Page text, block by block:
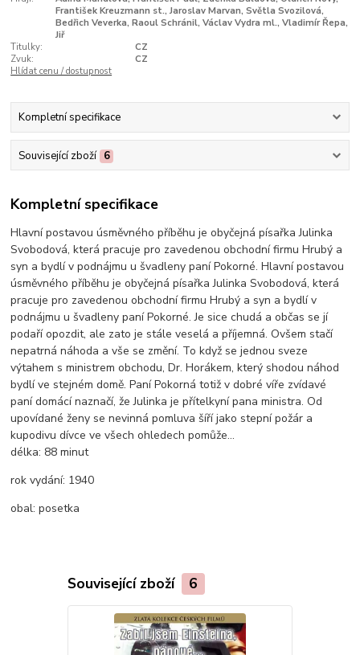
František Kreuzmann st., Jaroslav Marvan, Světla Svozilová,
Bedřich Veverka, Raoul Schránil, Václav Vydra ml., Vladimír Řepa,
Jiř
Titulky:
CZ
Zvuk:
CZ
Hlídat cenu / dostupnost
Kompletní specifikace
Související zboží 6
Kompletní specifikace
Hlavní postavou úsměvného příběhu je obyčejná písařka Julinka
Svobodová, která pracuje pro zavedenou obchodní firmu Hrubý a
syn a bydlí v podnájmu u švadleny paní Pokorné. Hlavní postavou
úsměvného příběhu je obyčejná písařka Julinka Svobodová, která
pracuje pro zavedenou obchodní firmu Hrubý a syn a bydlí v
podnájmu u švadleny paní Pokorné. Je sice chudá a občas se jí
podaří opozdit, ale zato je stále veselá a příjemná. Ovšem stačí
nepatrná náhoda a vše se změní. To když se jednou sveze
výtahem s ministrem obchodu, Dr. Horákem, který shodou náhod
bydlí ve stejném domě. Paní Pokorná totiž v dobré víře zvídavé
paní domácí naznačí, že Julinka je přítelkyní pana ministra. Od
upovídané ženy se nevinná pomluva šíří jako stepní požár a
kupodivu dívce ve všech ohledech pomůže...
délka: 88 minut
rok vydání: 1940
obal: posetka
Související zboží 6